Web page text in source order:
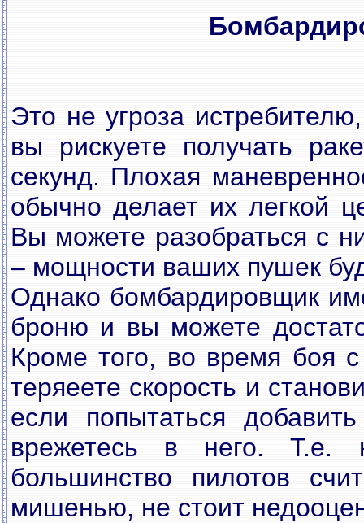
Это не угроза
вы рискуете получать
секунд. Плохая
обычно делает их легкой
Вы можете разобраться с
– мощности ваших пушек
Однако бомбардировщик
броню и вы можете
Кроме того, во время боя
теряеете скорость и
если попытаться
врежетесь в него. Т.е.
большинство пилотов
мишенью, не стоит